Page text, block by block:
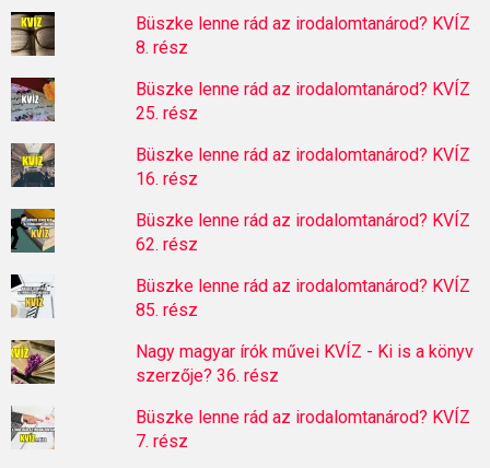
Büszke lenne rád az irodalomtanárod? KVÍZ
8. rész
Büszke lenne rád az irodalomtanárod? KVÍZ
25. rész
Büszke lenne rád az irodalomtanárod? KVÍZ
16. rész
Büszke lenne rád az irodalomtanárod? KVÍZ
62. rész
Büszke lenne rád az irodalomtanárod? KVÍZ
85. rész
Nagy magyar írók művei KVÍZ - Ki is a könyv
szerzője? 36. rész
Büszke lenne rád az irodalomtanárod? KVÍZ
7. rész